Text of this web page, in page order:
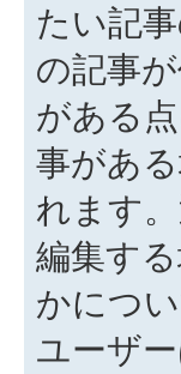
たい記
の記事
がある
事があ
れます
編集す
かにつ
ユーザ